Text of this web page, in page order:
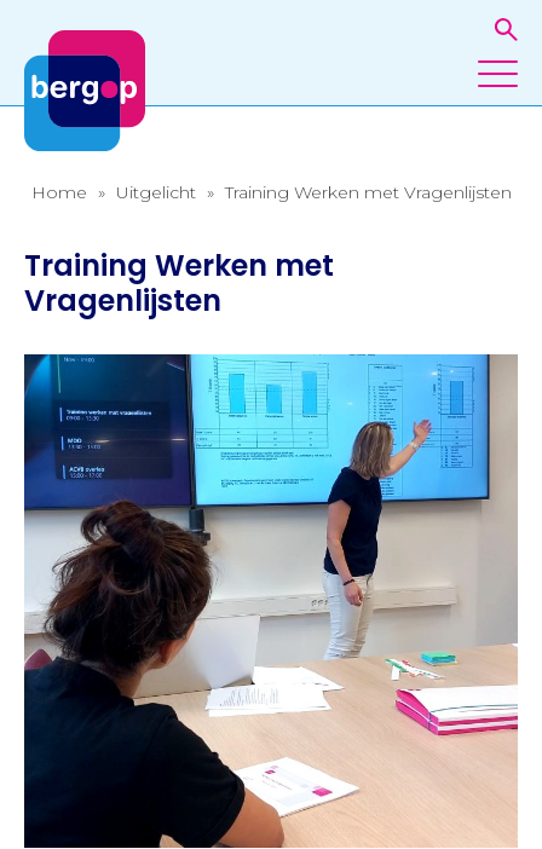
Home » Uitgelicht » Training Werken met Vragenlijsten
Training Werken met
Vragenlijsten